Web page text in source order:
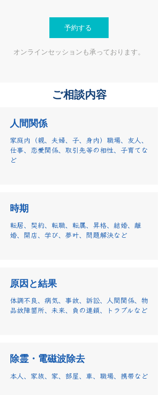
予約する
​オンラインセッションも承っております。
​ご相談内容
​人間関係
家庭内（親、夫婦、子、身内）職場、友人、
仕事、恋愛関係、取引先等の相性、子育てな
ど
​時期
転居、契約、転職、転属、昇格、結婚、離
婚、開店、学び、夢叶、問題解決など
​原因と結果
体調不良、病気、事故、訴訟、人間関係、物
品故障箇所、未来、負の連鎖、トラブルなど
​除霊・電磁波除去
本人、家族、家、部屋、車、職場、携帯など